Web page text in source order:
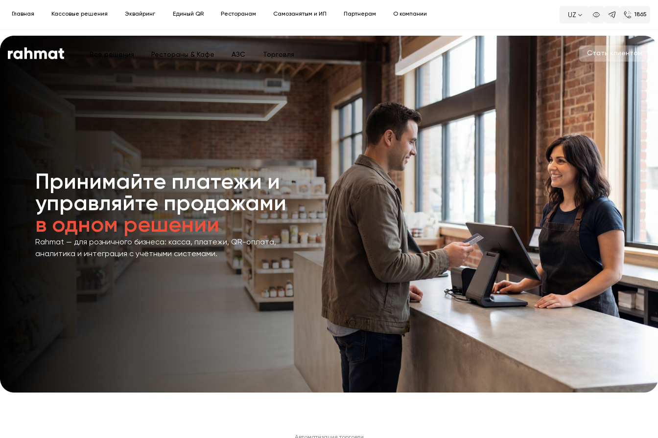
Главная Кассовые решения Эквайринг Единый QR Ресторанам Самозанятым и ИП Партнерам О компании UZ 1865
Все решения Рестораны & Кафе АЗС Торговля Стать клиентом
Принимайте платежи и
управляйте продажами
в одном решении
Rahmat — для розничного бизнеса: касса, платежи, QR-оплата,
аналитика и интеграция с учётными системами.